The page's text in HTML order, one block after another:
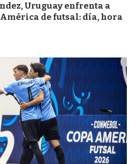
Uruguay enfrenta a
de futsal: día, hora